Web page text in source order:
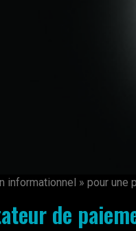
informationnel » pour
de